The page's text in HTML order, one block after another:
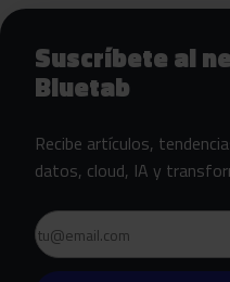
Siguientes pasos
Suscríbete al
Bluetab
Recibe artículos,
datos, cloud, IA y
Email